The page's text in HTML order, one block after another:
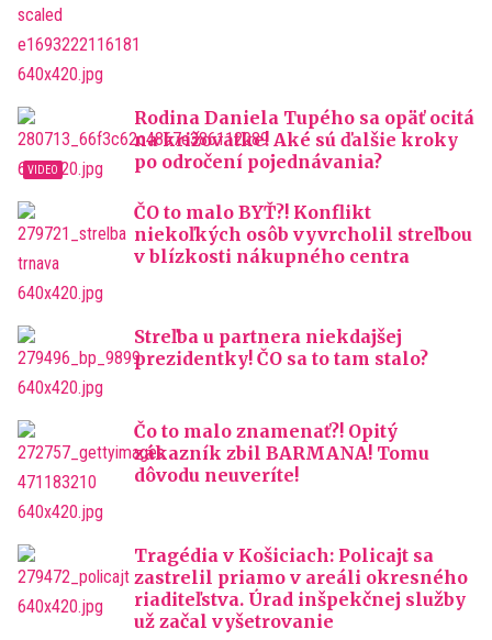
Rodina Daniela Tupého sa opäť ocitá
na križovatke! Aké sú ďalšie kroky
po odročení pojednávania?
ČO to malo BYŤ?! Konflikt
niekoľkých osôb vyvrcholil streľbou
v blízkosti nákupného centra
Streľba u partnera niekdajšej
prezidentky! ČO sa to tam stalo?
Čo to malo znamenať?! Opitý
zákazník zbil BARMANA! Tomu
dôvodu neuveríte!
Tragédia v Košiciach: Policajt sa
zastrelil priamo v areáli okresného
riaditeľstva. Úrad inšpekčnej služby
už začal vyšetrovanie